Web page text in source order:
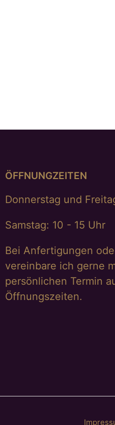
ÖFFNUNGZEITEN
Donnerstag und
Samstag: 10 - 15 Uhr
Bei Anfertigungen
vereinbare ich gerne
persönlichen Termin
Öffnungszeiten.